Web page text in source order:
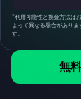
無
*利用可能性と換金方法は
よって異なる場合がありま
す。